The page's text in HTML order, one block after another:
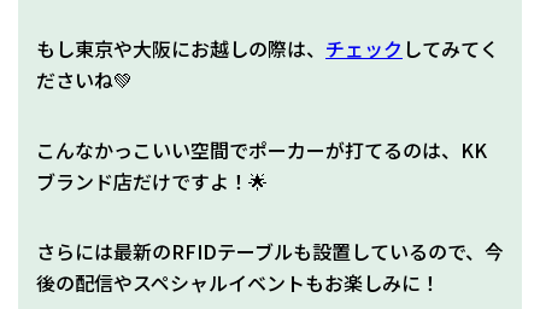
もし東京や大阪にお越しの際は、 チェック してみてく
ださいね💚
こんなかっこいい空間でポーカーが打てるのは、KK
ブランド店だけですよ！🌟
さらには最新のRFIDテーブルも設置しているので、今
後の配信やスペシャルイベントもお楽しみに！